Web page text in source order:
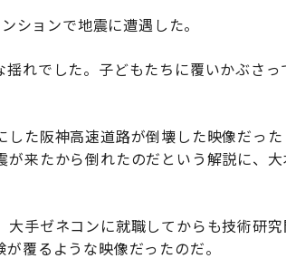
ションで地震に遭遇した。
れでした。子どもたちに覆いかぶさっ
た阪神高速道路が倒壊した映像だった
来たから倒れたのだという解説に、
手ゼネコンに就職してからも技術研
覆るような映像だったのだ。